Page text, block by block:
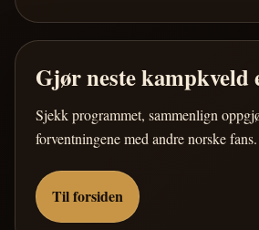
Gjør neste kampkveld
Sjekk programmet, sammenlign
forventningene med andre norske fans.
Til forsiden